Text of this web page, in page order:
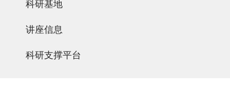
科研基地
讲座信息
科研支撑平台